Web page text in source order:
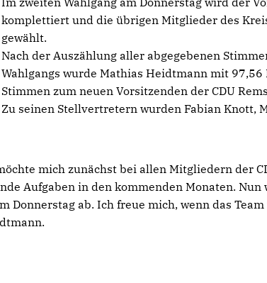
komplettiert und die übrigen Mitglieder des
gewählt.
Nach der Auszählung aller abgegebenen
Wahlgangs wurde Mathias Heidtmann mit 97,56
Stimmen zum neuen Vorsitzenden der CDU
Zu seinen Stellvertretern wurden Fabian Knott,
mich zunächst bei allen Mitgliedern der
Aufgaben in den kommenden Monaten. Nun
Donnerstag ab. Ich freue mich, wenn das